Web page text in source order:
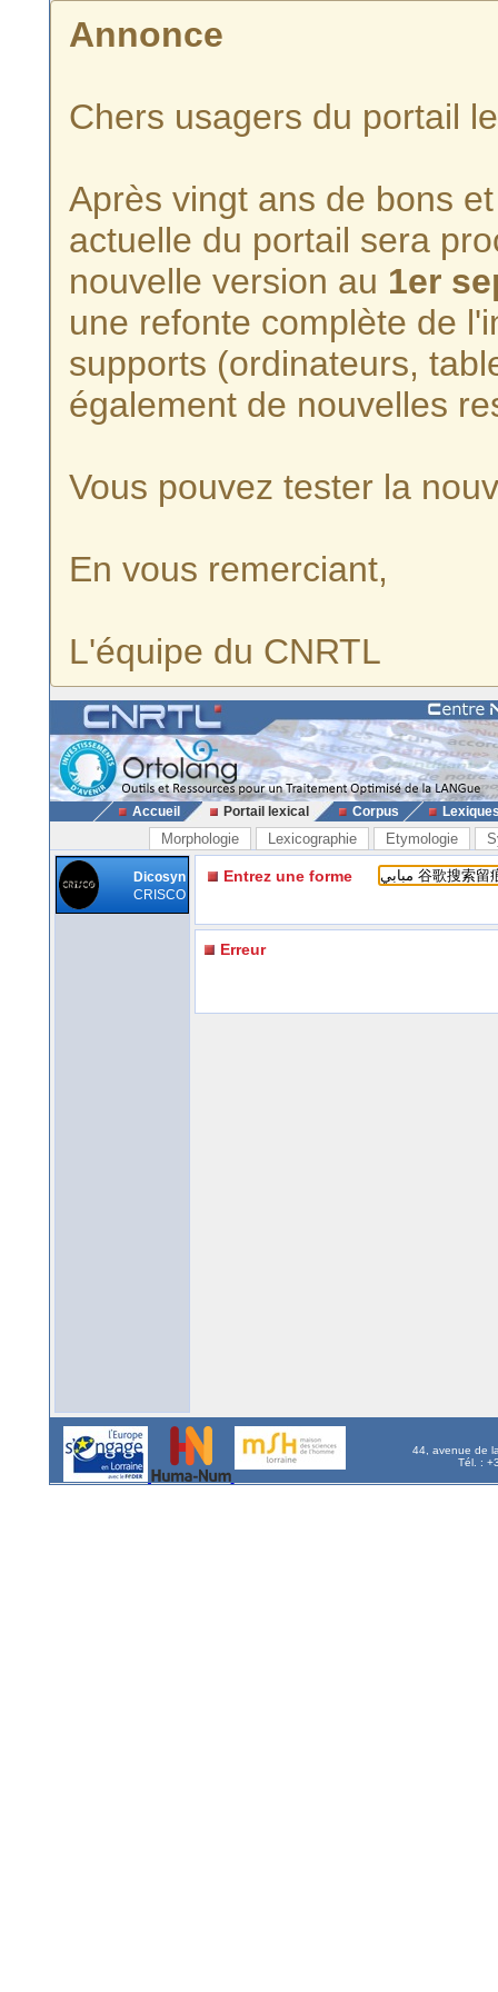
Annonce
Chers usagers du portail
Après vingt ans de bons
actuelle du portail sera
nouvelle version au 1er
une refonte complète de
supports (ordinateurs,
également de nouvelles
Vous pouvez tester la
En vous remerciant,
L'équipe du CNRTL
Accueil Portail lexical Corpus
Morphologie Lexicographie Etymologie
Dicosyn
CRISCO
Entrez une forme
Erreur
44, avenue de
Tél. :